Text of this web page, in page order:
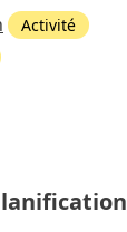
Activité